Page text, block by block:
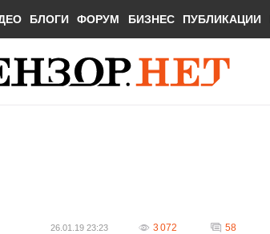
БЛОГИ ФОРУМ БИЗНЕС ПУБЛИКАЦИИ
26.01.19 23:23 3 072 58